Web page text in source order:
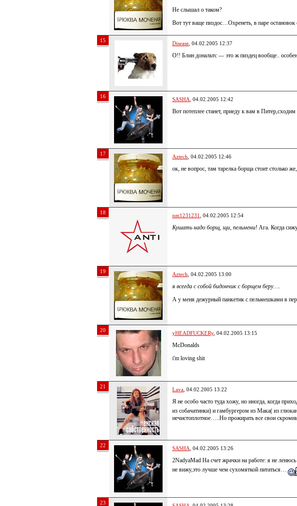
Не слышал о таком?
Вот тут ваще пиздос…Охренеть, в паре остановок
15 Disease , 04.02.2005 12:37
О!! Блин дональтс — это ж пиздец вообще..
16 SASHA , 04.02.2005 12:42
Вот потеплее станет, приеду к вам в
17 Aztech , 04.02.2005 12:46
ок, не вопрос, там тарелка борща стоит столько
18 nm1231231 , 04.02.2005 12:54
Кушать надо борщ, щи, пельмени! Ага. Когда
19 Aztech , 04.02.2005 13:00
я всегда с собой бидончик с борщем беру….
А у меня дежурный панкетик с пельмешками в
20 yHEADFUCKERy, 04.02.2005 13:15
McDonalds
i'm loving shit
21 Lava , 04.02.2005 13:22
Я не особо часто туда хожу, но иногда, когда
из собачатинки) и гамбургером из Мака( из
нечистоплотное…..Но прожирать все свои
22 SASHA , 04.02.2005 13:26
2NadyaMad На счет жрачки на работе: я не
не вижу,это лучше чем сухомяткой питаться…
23